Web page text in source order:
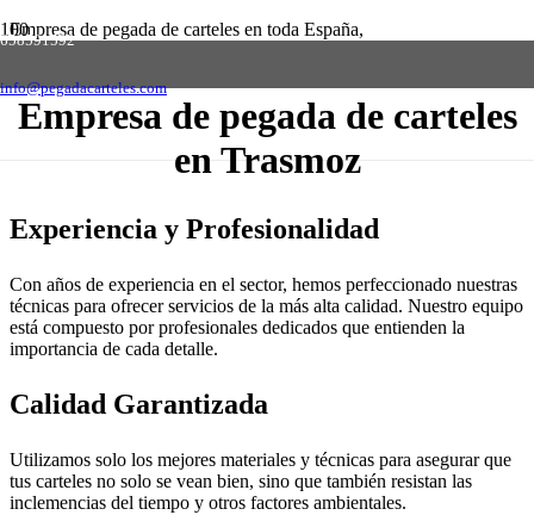
658591592
info@pegadacarteles.com
Empresa de pegada de carteles en toda España,
solicite presupuesto sin compromiso
Empresa de pegada de carteles
en Trasmoz
Experiencia y Profesionalidad
Con años de experiencia en el sector, hemos perfeccionado nuestras
técnicas para ofrecer servicios de la más alta calidad. Nuestro equipo
está compuesto por profesionales dedicados que entienden la
importancia de cada detalle.
Calidad Garantizada
Utilizamos solo los mejores materiales y técnicas para asegurar que
tus carteles no solo se vean bien, sino que también resistan las
inclemencias del tiempo y otros factores ambientales.